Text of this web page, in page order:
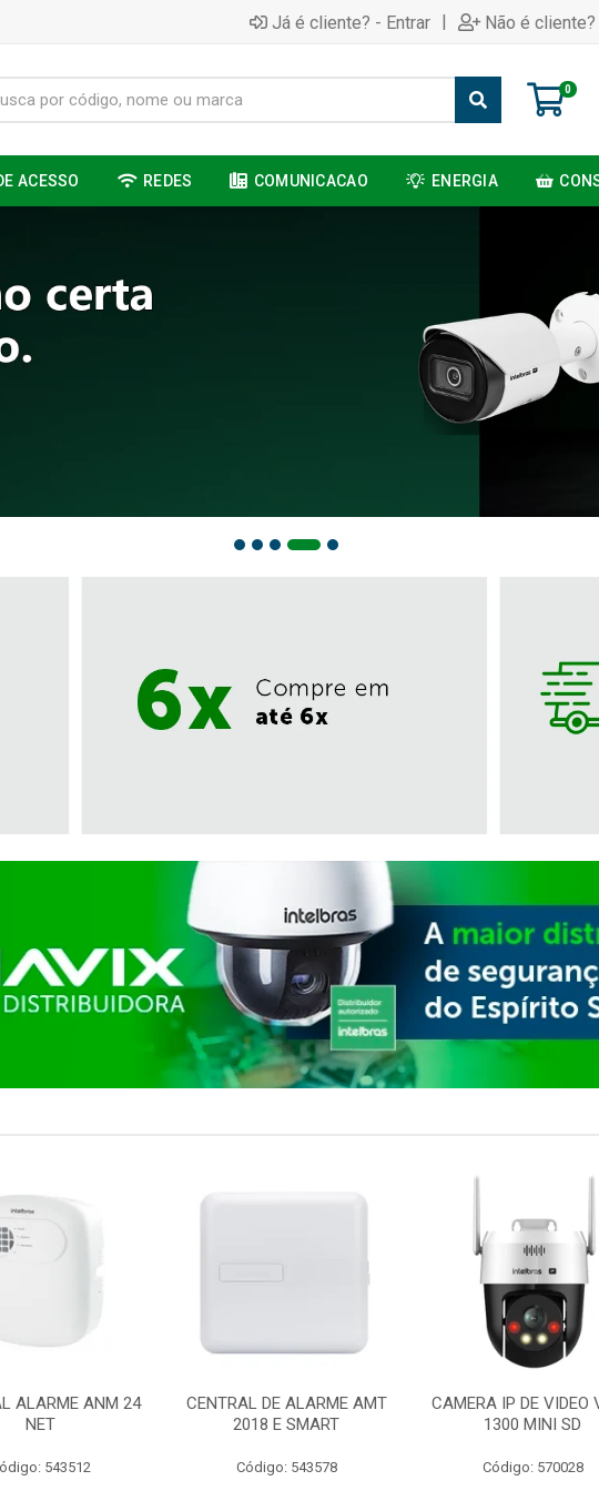
Já é cliente? - Entrar | Não é
0
ACESSO REDES COMUNICACAO ENERGIA
ALARME ANM 24
NET
543512
CENTRAL DE ALARME AMT
2018 E SMART
Código: 543578
CAMERA IP DE VIDEO
1300 MINI SD
Código: 570028